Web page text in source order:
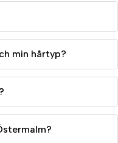
min hårtyp?